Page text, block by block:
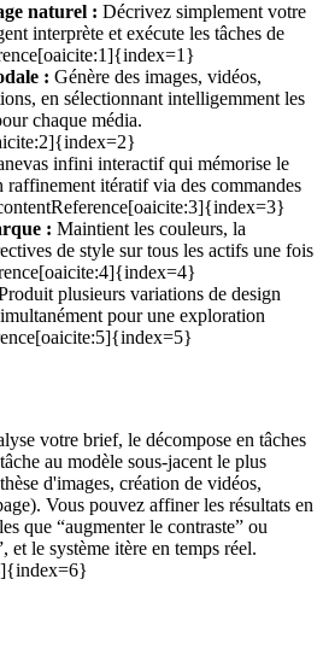
naturel : Décrivez simplement votre
interprète et exécute les tâches de
: Génère des images, vidéos,
en sélectionnant intelligemment les
chaque média.
infini interactif qui mémorise le
raffinement itératif via des commandes
: Maintient les couleurs, la
de style sur tous les actifs une fois
plusieurs variations de design
pour une exploration
votre brief, le décompose en tâches
au modèle sous-jacent le plus
d'images, création de vidéos,
Vous pouvez affiner les résultats en
que “augmenter le contraste” ou
et le système itère en temps réel.